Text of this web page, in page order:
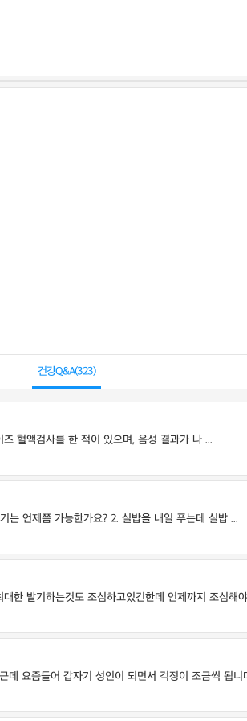
건강Q&A(323)
혈액검사를 한 적이 있으며, 음성 결과가 나 ...
는 언제쯤 가능한가요? 2. 실밥을 내일 푸는데 실밥 ...
한 발기하는것도 조심하고있긴한데 언제까지 조심해
요즘들어 갑자기 성인이 되면서 걱정이 조금씩 됩니